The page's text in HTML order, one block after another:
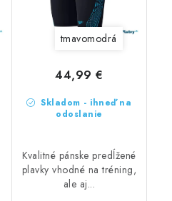
tmavomodrá
Skladom - ihneď na
odoslanie
44,99 €
Kvalitné pánske predĺžené
plavky vhodné na tréning,
ale aj...